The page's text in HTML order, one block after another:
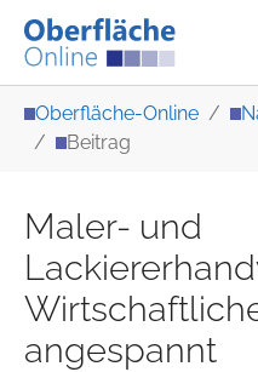
Oberfläche-Online
Beitrag
Maler- und
angespannt